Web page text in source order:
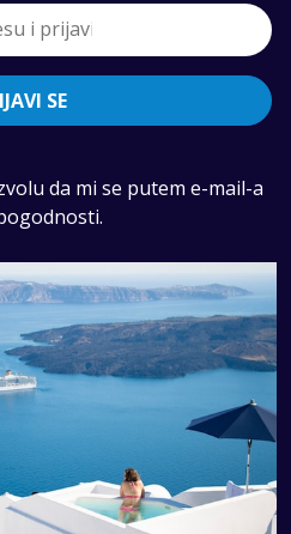
SE
da mi se putem e-mail-a